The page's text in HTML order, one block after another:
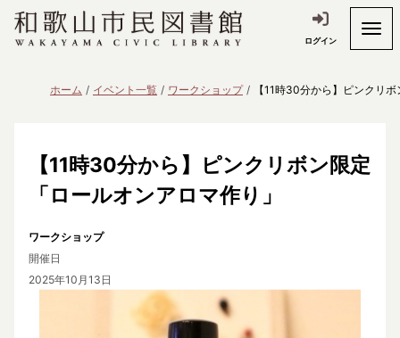
ログイン
ホーム イベント一覧 ワークショップ 【11時30分から】ピンクリ
【11時30分から】ピンクリボン限定
「ロールオンアロマ作り」
ワークショップ
開催日
2025年10月13日